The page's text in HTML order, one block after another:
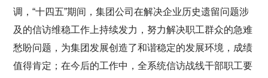
调，“十四五”期间，集团公司在解决企业历史遗留问题涉
及的信访维稳工作上持续发力，努力解决职工群众的急难
愁盼问题，为集团发展创造了和谐稳定的发展环境，成绩
值得肯定；在今后的工作中，全系统信访战线干部职工要